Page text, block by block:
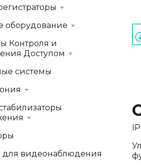
оборудование
Контроля и
Доступом
системы
видеонаблюдения